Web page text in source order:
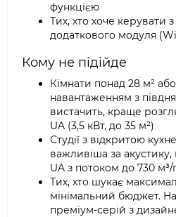
функцією
Тих, хто хоче керувати
додаткового модуля
Кому не підійде
Кімнати понад 28 м²
навантаженням з
вистачить, краще
UA (3,5 кВт, до 35 м²)
Студії з відкритою
важливіша за
UA з потоком до 730 м³/
Тих, хто шукає
мінімальний бюджет.
преміум-серій з